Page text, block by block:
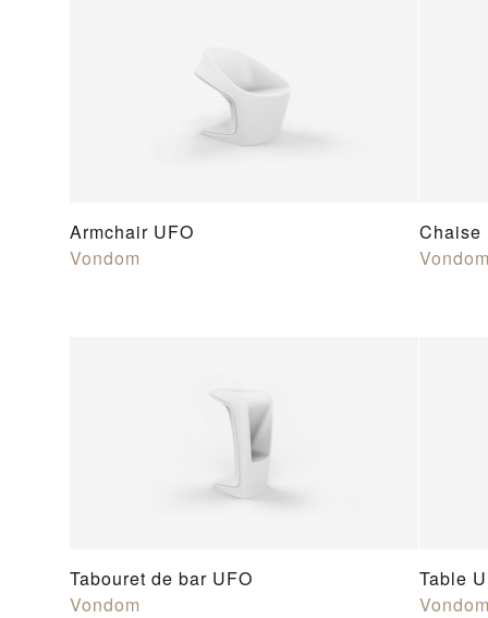
Armchair UFO
Vondom
Chaise
Tabouret de bar UFO
Vondom
Table